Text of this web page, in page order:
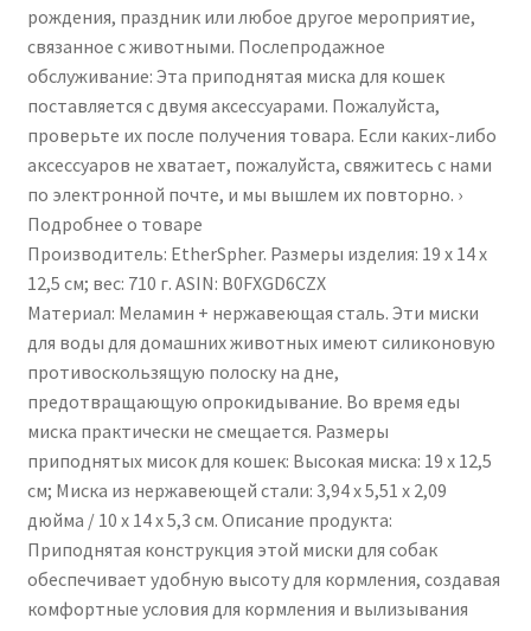
рождения, праздник или любое другое мероприятие,
связанное с животными. Послепродажное
обслуживание: Эта приподнятая миска для кошек
поставляется с двумя аксессуарами. Пожалуйста,
проверьте их после получения товара. Если каких-либо
аксессуаров не хватает, пожалуйста, свяжитесь с нами
по электронной почте, и мы вышлем их повторно. ›
Подробнее о товаре
Производитель: EtherSpher. Размеры изделия: 19 x 14 x
12,5 см; вес: 710 г. ASIN: B0FXGD6CZX
Материал: Меламин + нержавеющая сталь. Эти миски
для воды для домашних животных имеют силиконовую
противоскользящую полоску на дне,
предотвращающую опрокидывание. Во время еды
миска практически не смещается. Размеры
приподнятых мисок для кошек: Высокая миска: 19 x 12,5
см; Миска из нержавеющей стали: 3,94 x 5,51 x 2,09
дюйма / 10 x 14 x 5,3 см. Описание продукта:
Приподнятая конструкция этой миски для собак
обеспечивает удобную высоту для кормления, создавая
комфортные условия для кормления и вылизывания